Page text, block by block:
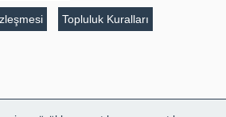
Topluluk Kuralları